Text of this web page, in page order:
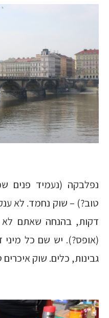
נפלבקה (נעמיד פנים
טוב?) – שוק נחמד. לא
דקות, בהנחה שאתם לא
(אופס?). יש שם כל
גבינות, כלים. שוק איכרים